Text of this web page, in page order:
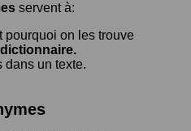
servent à:
pourquoi on les trouve
dictionnaire.
dans un texte.